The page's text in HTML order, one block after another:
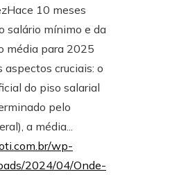
Hace 10 meses
salário mínimo e da
média para 2025
aspectos cruciais: o
do piso salarial
pelo
a média...